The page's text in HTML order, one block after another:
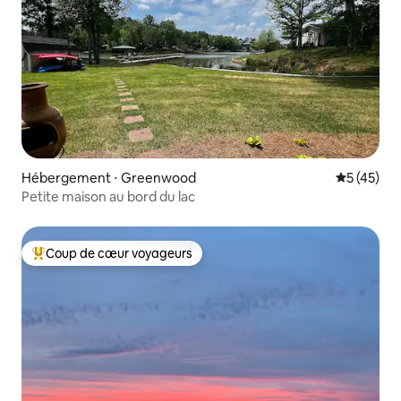
Hébergement ⋅ Greenwood
5 (45)
Petite maison au bord du lac
Coups de cœur voyageurs les plus appréciés
Coup de cœur voyageurs